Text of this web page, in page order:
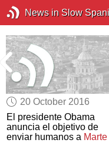
News in Slow
20 October 2016
El presidente Obama
anuncia el objetivo de
enviar humanos a Marte